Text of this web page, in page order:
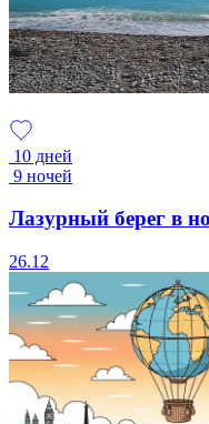
10 дней
9 ночей
Лазурный берег в
26.12